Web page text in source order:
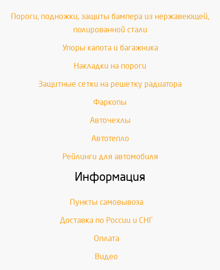
Пороги, подножки, защиты бампера из нержавеющей,
полированной стали
Упоры капота и багажника
Накладки на пороги
Защитные сетки на решетку радиатора
Фаркопы
Авточехлы
Автотепло
Рейлинги для автомобиля
Информация
Пункты самовывоза
Доставка по России и СНГ
Оплата
Видео